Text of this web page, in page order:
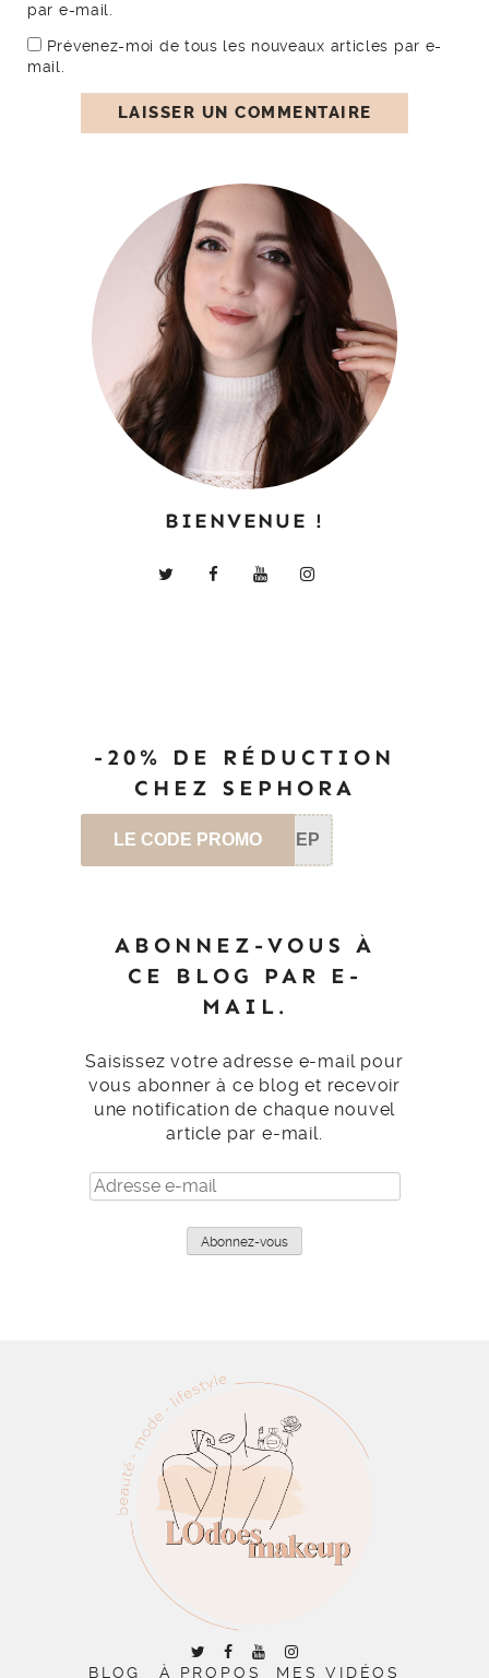
par e-mail.
Prévenez-moi de tous les nouveaux articles par e-
mail.
BIENVENUE !
-20% DE RÉDUCTION
CHEZ SEPHORA
LE CODE PROMO SEP
ABONNEZ-VOUS À
CE BLOG PAR E-
MAIL.
Saisissez votre adresse e-mail pour
vous abonner à ce blog et recevoir
une notification de chaque nouvel
article par e-mail.
Adresse
e-
Abonnez-vous
BLOG À PROPOS MES VIDÉOS